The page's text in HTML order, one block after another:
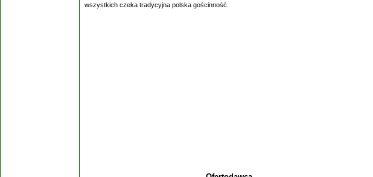
wszystkich czeka tradycyjna polska gościnność.